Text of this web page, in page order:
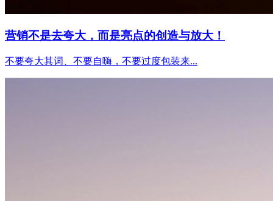
营销不是去夸大，而是亮点的创造与放大！
不要夸大其词、不要自嗨，不要过度包装来...